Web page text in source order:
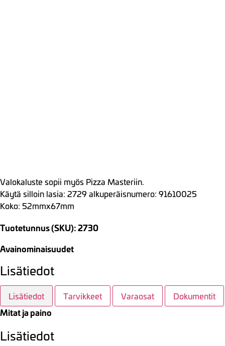
Valokaluste sopii myös Pizza Masteriin.
Käytä silloin lasia: 2729 alkuperäisnumero: 91610025
Koko: 52mmx67mm
Tuotetunnus (SKU): 2730
Avainominaisuudet
Lisätiedot
Lisätiedot Tarvikkeet Varaosat Dokumentit
Mitat ja paino
Lisätiedot